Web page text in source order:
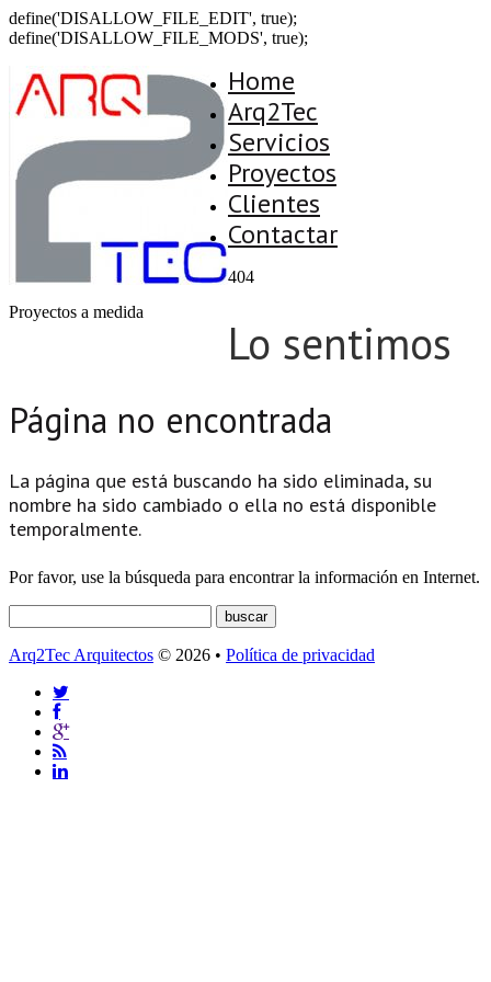
define('DISALLOW_FILE_EDIT', true);
define('DISALLOW_FILE_MODS', true);
Proyectos a medida
Home
Arq2Tec
Servicios
Proyectos
Clientes
Contactar
404
Lo sentimos
Página no encontrada
La página que está buscando ha sido eliminada, su
nombre ha sido cambiado o ella no está disponible
temporalmente.
Por favor, use la búsqueda para encontrar la información en Internet.
Arq2Tec Arquitectos © 2026 • Política de privacidad